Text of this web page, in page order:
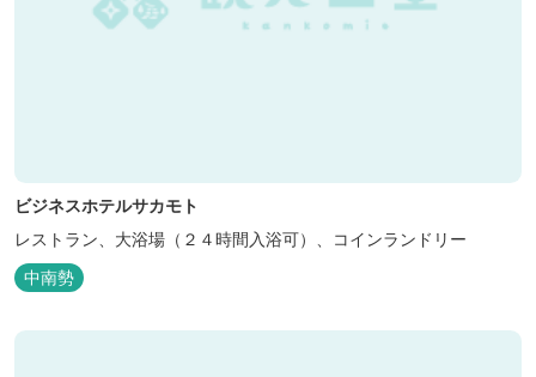
ビジネスホテルサカモト
レストラン、大浴場（２４時間入浴可）、コインランドリー
中南勢